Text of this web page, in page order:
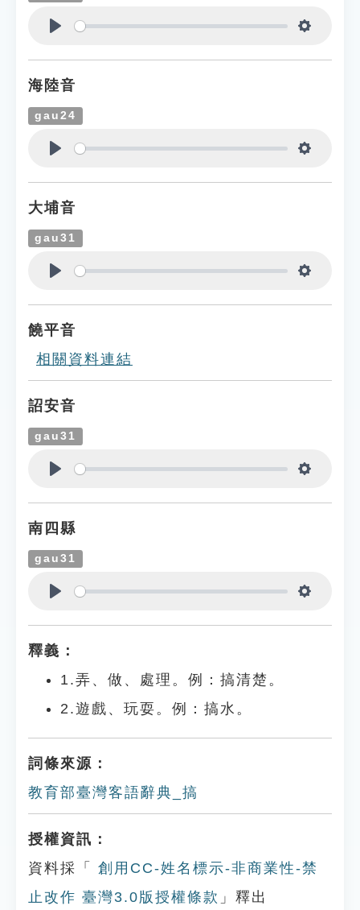
海陸音
gau24
大埔音
gau31
饒平音
相關資料連結
詔安音
gau31
南四縣
gau31
釋義：
1.弄、做、處理。例：搞清楚。
2.遊戲、玩耍。例：搞水。
詞條來源：
教育部臺灣客語辭典_搞
授權資訊：
資料採「
創用CC-姓名標示-非商業性-禁
止改作 臺灣3.0版授權條款 」釋出